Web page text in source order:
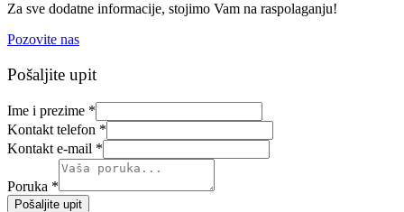
Za sve dodatne informacije, stojimo Vam na raspolaganju!
Pozovite nas
Pošaljite upit
Ime i prezime *
Kontakt telefon *
Kontakt e-mail *
Poruka *
Pošaljite upit